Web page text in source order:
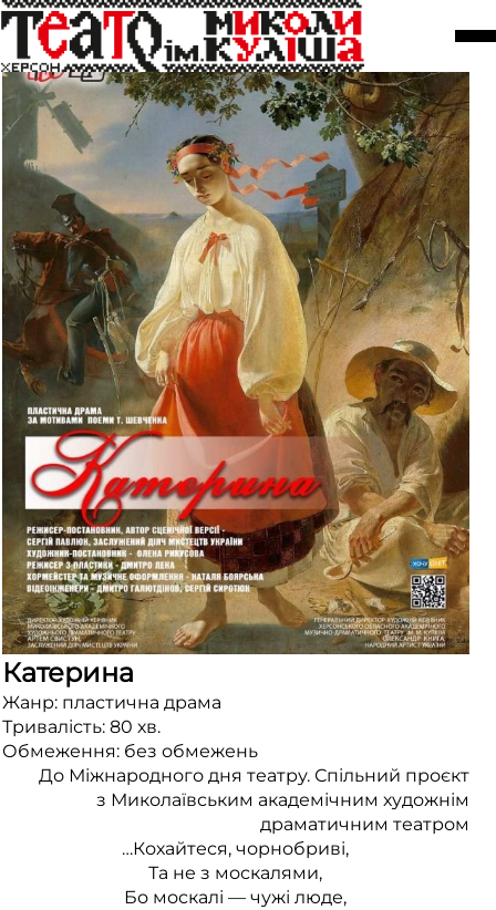
Катерина
Жанр: пластична драма
Тривалість: 80 хв.
Обмеження: без обмежень
До Міжнародного дня театру. Спільний проєкт
з Миколаївським академічним художнім
драматичним театром
…Кохайтеся, чорнобриві,
Та не з москалями,
Бо москалі — чужі люде,